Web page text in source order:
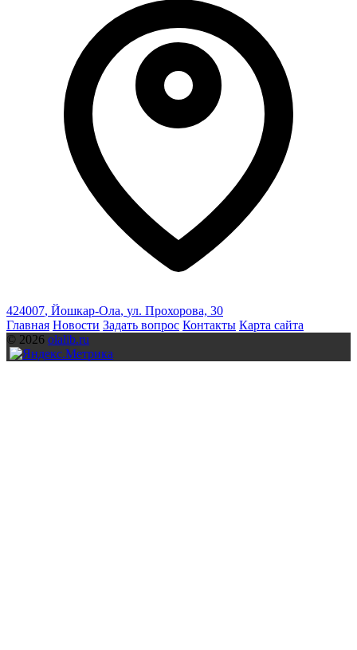
424007, Йошкар-Ола, ул. Прохорова, 30
Главная Новости Задать вопрос Контакты Карта сайта
© 2026 olalib.ru